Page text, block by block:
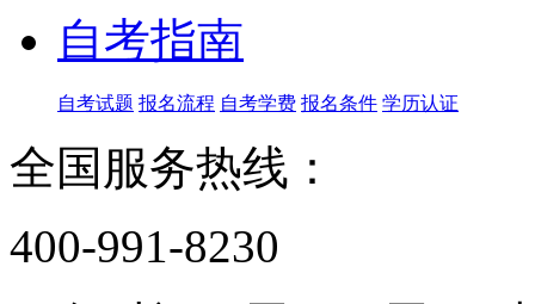
自考指南
自考试题 报名流程 自考学费 报名条件 学历认证
全国服务热线：
400-991-8230